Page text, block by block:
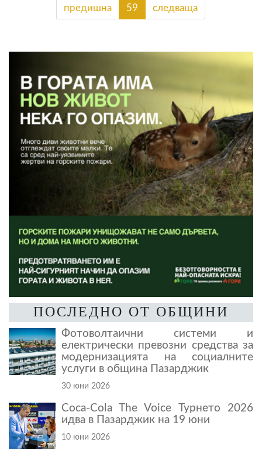
предишна 59 следваща
ПОСЛЕДНО ОТ ОБЩИНИ
Фотоволтаични системи и
електрически превозни средства за
модернизацията на социалните
услуги в община Пазарджик
30 юни 2026
Coca-Cola The Voice Турнето 2026
идва в Пазарджик на 19 юни
10 юни 2026